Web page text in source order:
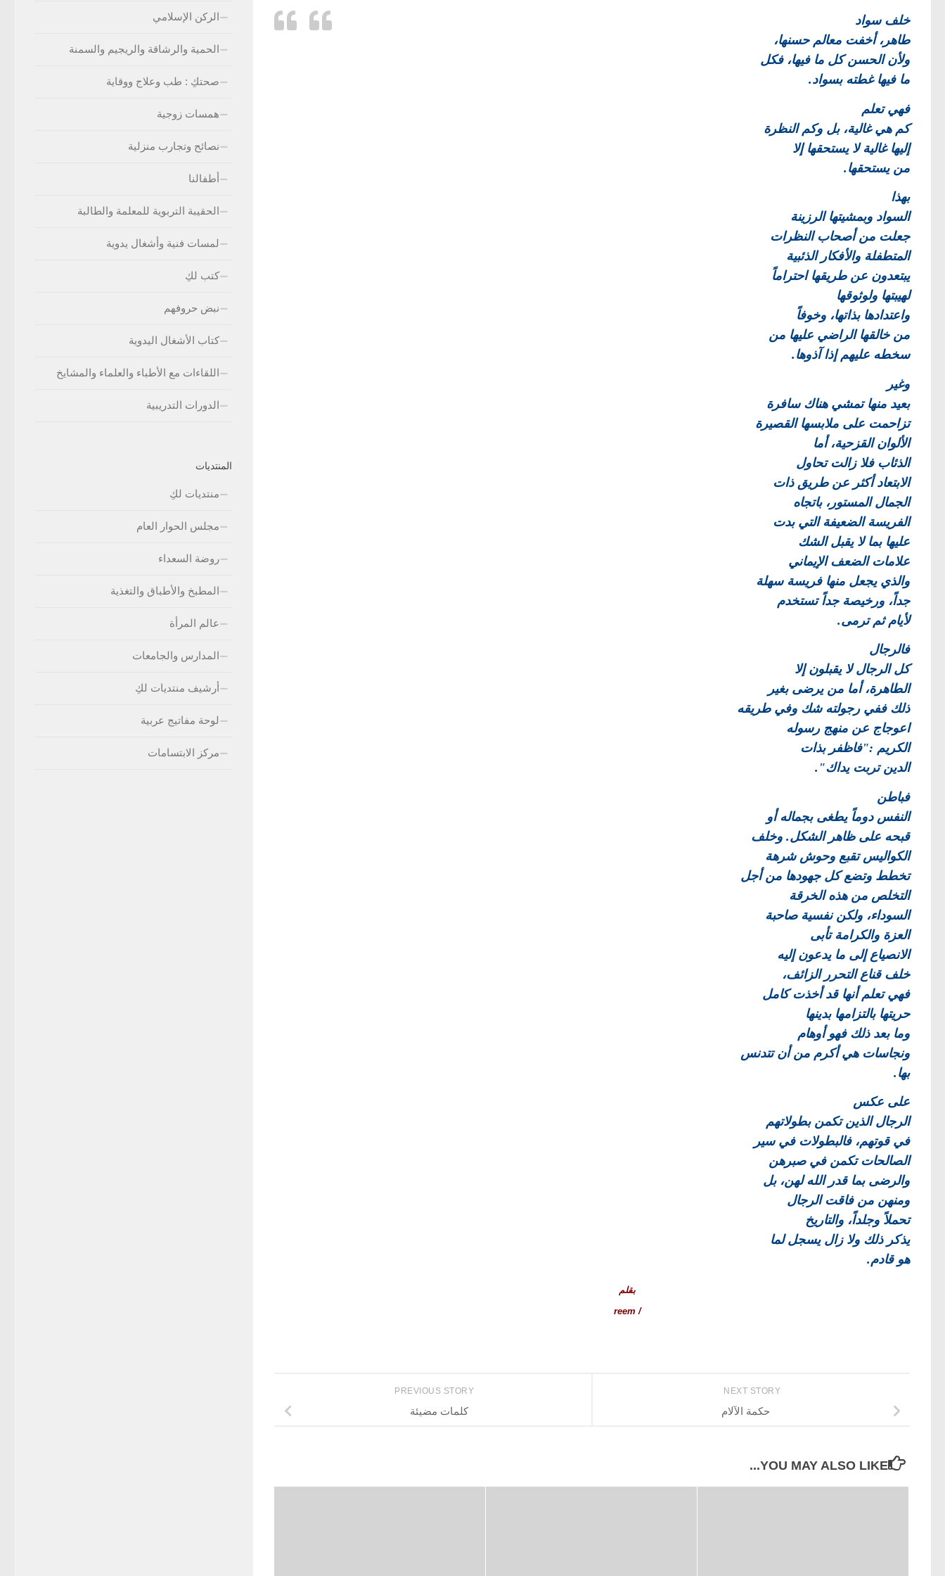
خلف سواد
طاهر، أخفت معالم حسنها،
ولأن الحسن كل ما فيها، فكل
ما فيها غطته بسواد.
فهي تعلم
كم هي غالية، بل وكم النظرة
إليها غالية لا يستحقها إلا
من يستحقها.
بهذا
السواد وبمشيتها الرزينة
جعلت من أصحاب النظرات
المتطفلة والأفكار الذئبية
يبتعدون عن طريقها احتراماً
لهيبتها ولوثوقها
واعتدادها بذاتها، وخوفاً
من خالقها الراضي عليها من
سخطه عليهم إذا آذوها.
وغير
بعيد منها تمشي هناك سافرة
تزاحمت على ملابسها القصيرة
الألوان القزحية، أما
الذئاب فلا زالت تحاول
الابتعاد أكثر عن طريق ذات
الجمال المستور، باتجاه
الفريسة الضعيفة التي بدت
عليها بما لا يقبل الشك
علامات الضعف الإيماني
والذي يجعل منها فريسة سهلة
جداً، ورخيصة جداً تستخدم
لأيام ثم ترمى.
فالرجال
كل الرجال لا يقبلون إلا
الطاهرة، أما من يرضى بغير
ذلك ففي رجولته شك وفي طريقه
اعوجاج عن منهج رسوله
الكريم :"فاظفر بذات
الدين تربت يداك".
فباطن
النفس دوماً يطغى بجماله أو
قبحه على ظاهر الشكل. وخلف
الكواليس تقبع وحوش شرهة
تخطط وتضع كل جهودها من أجل
التخلص من هذه الخرقة
السوداء، ولكن نفسية صاحبة
العزة والكرامة تأبى
الانصياع إلى ما يدعون إليه
خلف قناع التحرر الزائف،
فهي تعلم أنها قد أخذت كامل
حريتها بالتزامها بدينها
وما بعد ذلك فهو أوهام
ونجاسات هي أكرم من أن تتدنس
بها.
على عكس
الرجال الذين تكمن بطولاتهم
في قوتهم، فالبطولات في سير
الصالحات تكمن في صبرهن
والرضى بما قدر الله لهن، بل
ومنهن من فاقت الرجال
تحملاً وجلداً، والتاريخ
يذكر ذلك ولا زال يسجل لما
هو قادم.
بقلم
/ reem
NEXT STORY
حكمة الآلام
PREVIOUS STORY
كلمات مضيئة
YOU MAY ALSO LIKE...
الركن الإسلامي
الحمية والرشاقة والريجيم والسمنة
صحتكِ : طب وعلاج ووقاية
همسات زوجية
نصائح وتجارب منزلية
أطفالنا
الحقيبة التربوية للمعلمة والطالبة
لمسات فنية وأشغال يدوية
كتب لكِ
نبض حروفهم
كتاب الأشغال اليدوية
اللقاءات مع الأطباء والعلماء والمشايخ
الدورات التدريبية
المنتديات
منتديات لكِ
مجلس الحوار العام
روضة السعداء
المطبخ والأطباق والتغذية
عالم المرأة
المدارس والجامعات
أرشيف منتديات لكِ
لوحة مفاتيج عربية
مركز الابتسامات